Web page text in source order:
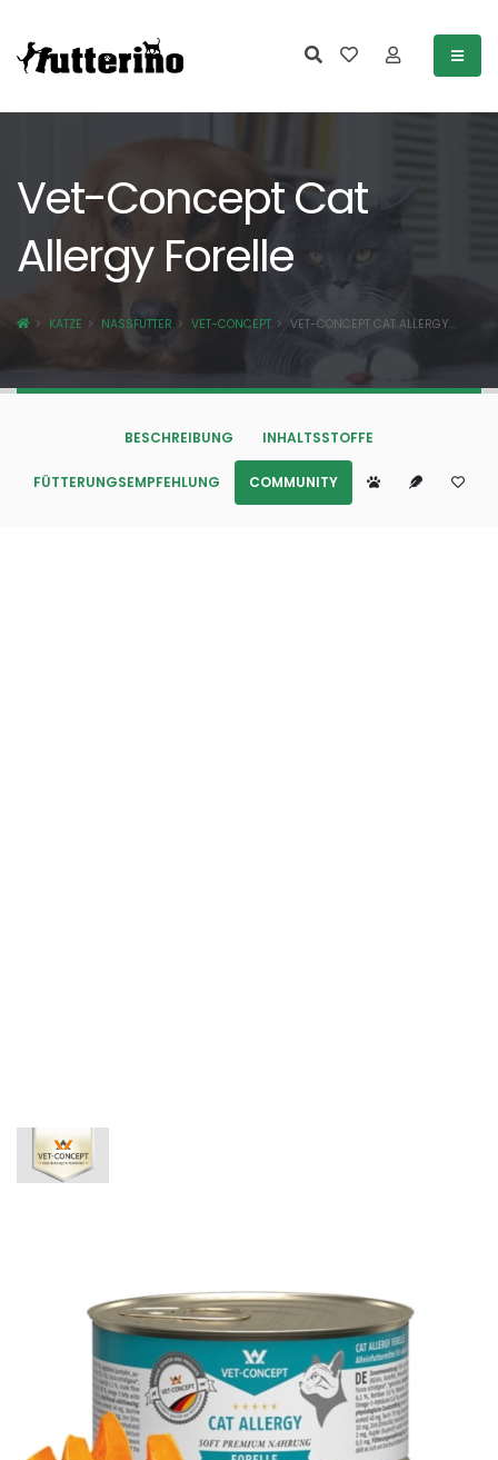
Vet-Concept Cat
Allergy Forelle
KATZE NASSFUTTER VET-CONCEPT VET-CONCEPT CAT ALLERGY...
BESCHREIBUNG INHALTSSTOFFE
FÜTTERUNGSEMPFEHLUNG COMMUNITY